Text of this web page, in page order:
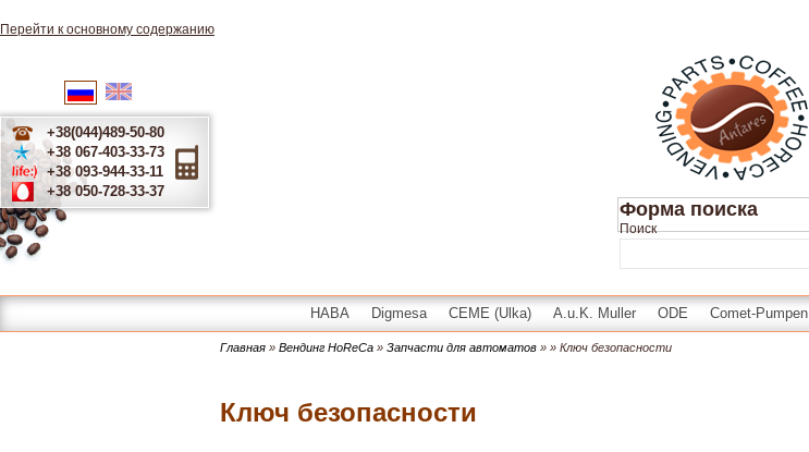
Перейти к основному содержанию
Русский
+38(044)489-50-80
+38 067-403-33-73
+38 093-944-33-11
+38 050-728-33-37
Форма поиска
Поиск
HABA Digmesa CEME (Ulka) A.u.K. Muller ODE Comet-Pumpen
Главная » Вендинг HoReCa » Запчасти для автоматов » » Ключ безопасности
Ключ безопасности